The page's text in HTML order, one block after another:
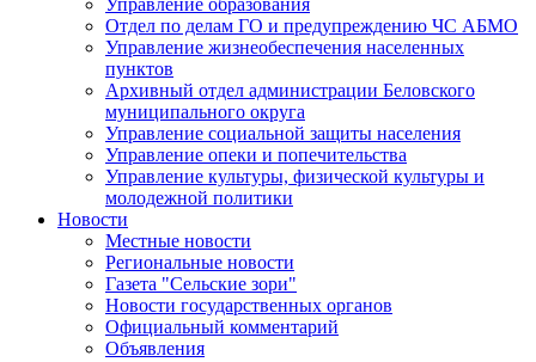
Управление образования
Отдел по делам ГО и предупреждению ЧС АБМО
Управление жизнеобеспечения населенных
пунктов
Архивный отдел администрации Беловского
муниципального округа
Управление социальной защиты населения
Управление опеки и попечительства
Управление культуры, физической культуры и
молодежной политики
Новости
Местные новости
Региональные новости
Газета "Сельские зори"
Новости государственных органов
Официальный комментарий
Объявления